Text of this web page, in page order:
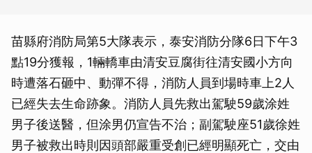
苗縣府消防局第5大隊表示，泰安消防分隊6日下午3
點19分獲報，1輛轎車由清安豆腐街往清安國小方向
時遭落石砸中、動彈不得，消防人員到場時車上2人
已經失去生命跡象。消防人員先救出駕駛59歲涂姓
男子後送醫，但涂男仍宣告不治；副駕駛座51歲徐姓
男子被救出時則因頭部嚴重受創已經明顯死亡，交由